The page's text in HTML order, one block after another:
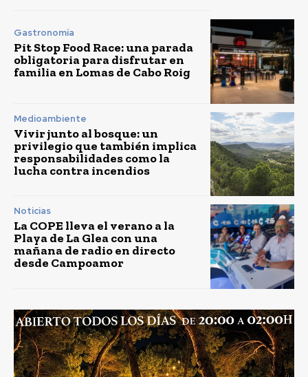
Gastronomía
Pit Stop Food Race: una parada
obligatoria para disfrutar en
familia en Lomas de Cabo Roig
Medioambiente
Vivir junto al bosque: un
privilegio que también implica
responsabilidades como la
lucha contra incendios
Noticias
La COPE lleva el verano a la
Playa de La Glea con una
mañana de radio en directo
desde Campoamor